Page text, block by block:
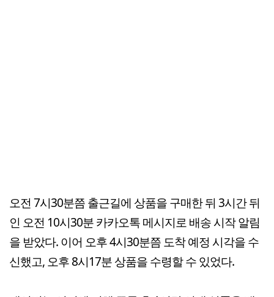
오전 7시30분쯤 출근길에 상품을 구매한 뒤 3시간 뒤
인 오전 10시30분 카카오톡 메시지로 배송 시작 알림
을 받았다. 이어 오후 4시30분쯤 도착 예정 시각을 수
신했고, 오후 8시17분 상품을 수령할 수 있었다.